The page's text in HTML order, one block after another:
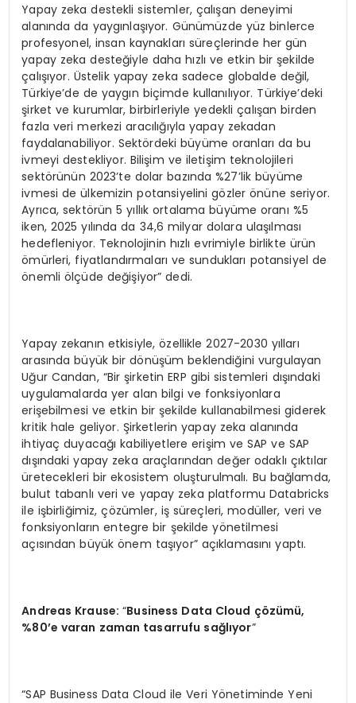
Yapay zeka destekli sistemler, çalışan deneyimi
alanında da yaygınlaşıyor. Günümüzde yüz binlerce
profesyonel, insan kaynakları süreçlerinde her gün
yapay zeka desteğiyle daha hızlı ve etkin bir şekilde
çalışıyor. Üstelik yapay zeka sadece globalde değil,
Türkiye’de de yaygın biçimde kullanılıyor. Türkiye’deki
şirket ve kurumlar, birbirleriyle yedekli çalışan birden
fazla veri merkezi aracılığıyla yapay zekadan
faydalanabiliyor. Sektördeki büyüme oranları da bu
ivmeyi destekliyor. Bilişim ve iletişim teknolojileri
sektörünün 2023’te dolar bazında %27’lik büyüme
ivmesi de ülkemizin potansiyelini gözler önüne seriyor.
Ayrıca, sektörün 5 yıllık ortalama büyüme oranı %5
iken, 2025 yılında da 34,6 milyar dolara ulaşılması
hedefleniyor. Teknolojinin hızlı evrimiyle birlikte ürün
ömürleri, fiyatlandırmaları ve sundukları potansiyel de
önemli ölçüde değişiyor” dedi.
Yapay zekanın etkisiyle, özellikle 2027-2030 yılları
arasında büyük bir dönüşüm beklendiğini vurgulayan
Uğur Candan, “Bir şirketin ERP gibi sistemleri dışındaki
uygulamalarda yer alan bilgi ve fonksiyonlara
erişebilmesi ve etkin bir şekilde kullanabilmesi giderek
kritik hale geliyor. Şirketlerin yapay zeka alanında
ihtiyaç duyacağı kabiliyetlere erişim ve SAP ve SAP
dışındaki yapay zeka araçlarından değer odaklı çıktılar
üretecekleri bir ekosistem oluşturulmalı. Bu bağlamda,
bulut tabanlı veri ve yapay zeka platformu Databricks
ile işbirliğimiz, çözümler, iş süreçleri, modüller, veri ve
fonksiyonların entegre bir şekilde yönetilmesi
açısından büyük önem taşıyor” açıklamasını yaptı.
Andreas Krause:“Business Data Cloud çözümü,
%80’e varan zaman tasarrufu sağlıyor”
“SAP Business Data Cloud ile Veri Yönetiminde Yeni